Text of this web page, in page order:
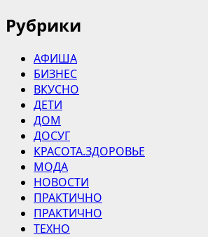
Рубрики
АФИША
БИЗНЕС
ВКУСНО
ДЕТИ
ДОМ
ДОСУГ
КРАСОТА.ЗДОРОВЬЕ
МОДА
НОВОСТИ
ПРАКТИЧНО
ПРАКТИЧНО
ТЕХНО